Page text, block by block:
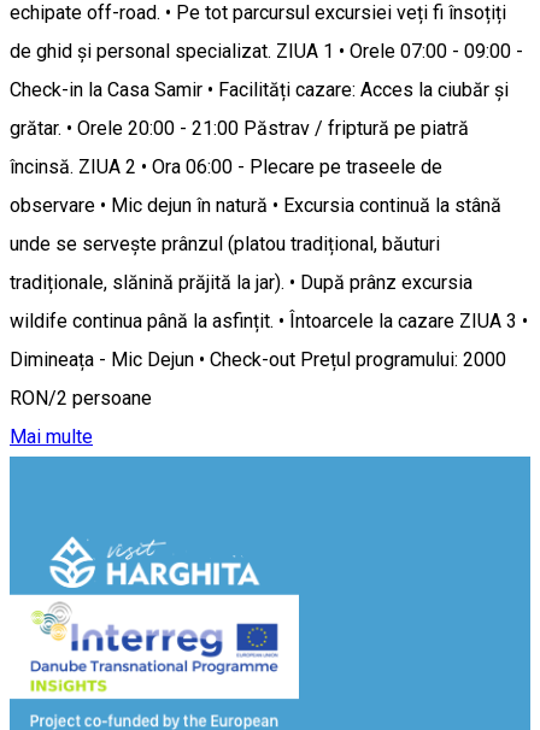
echipate off-road. • Pe tot parcursul excursiei veți fi însoțiți
de ghid și personal specializat. ZIUA 1 • Orele 07:00 - 09:00 -
Check-in la Casa Samir • Facilități cazare: Acces la ciubăr și
grătar. • Orele 20:00 - 21:00 Păstrav / friptură pe piatră
încinsă. ZIUA 2 • Ora 06:00 - Plecare pe traseele de
observare • Mic dejun în natură • Excursia continuă la stână
unde se servește prânzul (platou tradițional, băuturi
tradiționale, slănină prăjită la jar). • După prânz excursia
wildife continua până la asfințit. • Întoarcele la cazare ZIUA 3 •
Dimineața - Mic Dejun • Check-out Prețul programului: 2000
RON/2 persoane
Mai multe